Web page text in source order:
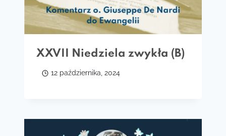
XXVII Niedziela zwykła (B)
12 października, 2024